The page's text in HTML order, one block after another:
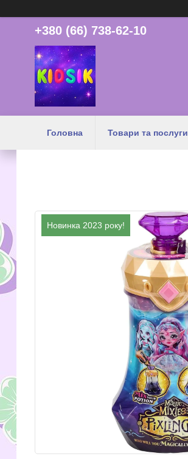
+380 (66) 738-62-10
Головна Товари та послуги
Новинка 2023 року!